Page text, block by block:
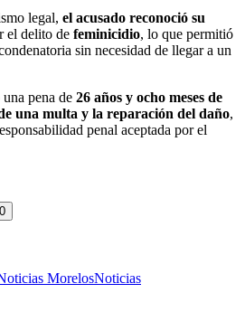
legal, el acusado reconoció su
el delito de feminicidio, lo que permitió
sin necesidad de llegar a un
pena de 26 años y ocho meses de
una multa y la reparación del daño,
penal aceptada por el
0
MorelosNoticias